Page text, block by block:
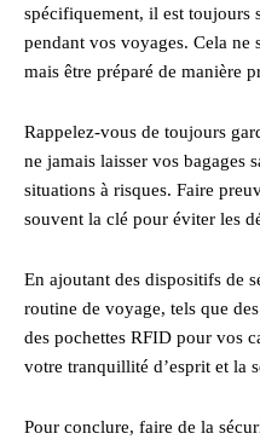
spécifiquement, il est toujours
pendant vos voyages. Cela ne
mais être préparé de manière
Rappelez-vous de toujours
ne jamais laisser vos bagages
situations à risques. Faire
souvent la clé pour éviter les
En ajoutant des dispositifs de
routine de voyage, tels que
des pochettes RFID pour vos
votre tranquillité d’esprit et la
Pour conclure, faire de la